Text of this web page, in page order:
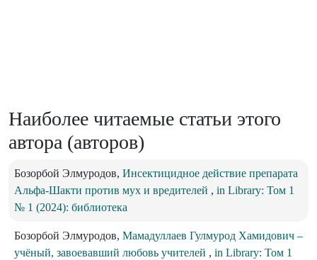
Наиболее читаемые статьи этого
автора (авторов)
Бозорбой Элмуродов, Инсектицидное действие препарата
Альфа-Шакти против мух и вредителей , in Library: Том 1
№ 1 (2024): библиотека
Бозорбой Элмуродов, Мамадуллаев Гулмурод Хамидович –
учёный, завоевавший любовь учителей , in Library: Том 1